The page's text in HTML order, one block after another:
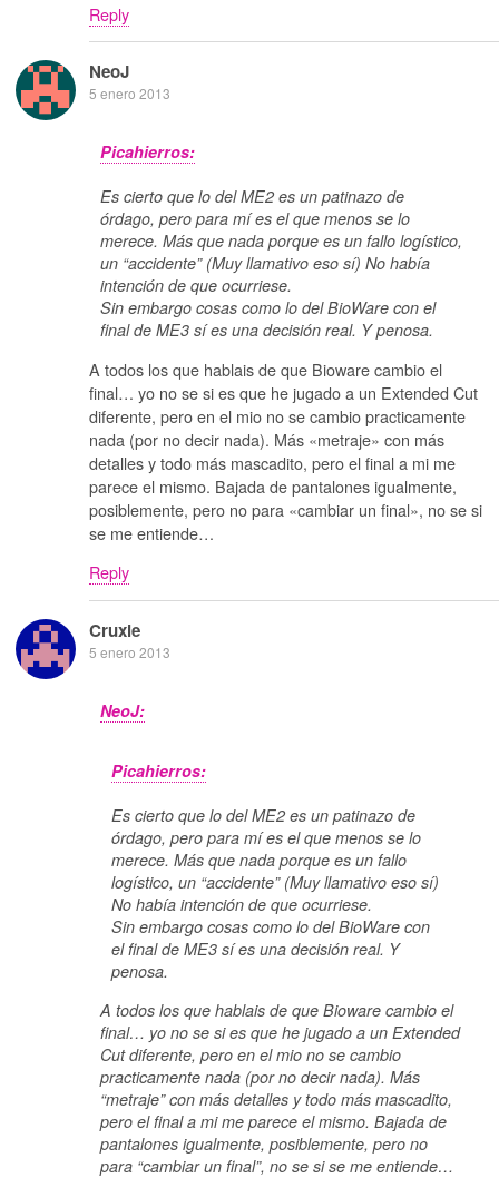
Reply
NeoJ
5 enero 2013
Picahierros:
Es cierto que lo del ME2 es un patinazo de
órdago, pero para mí es el que menos se lo
merece. Más que nada porque es un fallo logístico,
un “accidente” (Muy llamativo eso sí) No había
intención de que ocurriese.
Sin embargo cosas como lo del BioWare con el
final de ME3 sí es una decisión real. Y penosa.
A todos los que hablais de que Bioware cambio el
final… yo no se si es que he jugado a un Extended Cut
diferente, pero en el mio no se cambio practicamente
nada (por no decir nada). Más «metraje» con más
detalles y todo más mascadito, pero el final a mi me
parece el mismo. Bajada de pantalones igualmente,
posiblemente, pero no para «cambiar un final», no se si
se me entiende…
Reply
Cruxie
5 enero 2013
NeoJ:
Picahierros:
Es cierto que lo del ME2 es un patinazo de
órdago, pero para mí es el que menos se lo
merece. Más que nada porque es un fallo
logístico, un “accidente” (Muy llamativo eso sí)
No había intención de que ocurriese.
Sin embargo cosas como lo del BioWare con
el final de ME3 sí es una decisión real. Y
penosa.
A todos los que hablais de que Bioware cambio el
final… yo no se si es que he jugado a un Extended
Cut diferente, pero en el mio no se cambio
practicamente nada (por no decir nada). Más
“metraje” con más detalles y todo más mascadito,
pero el final a mi me parece el mismo. Bajada de
pantalones igualmente, posiblemente, pero no
para “cambiar un final”, no se si se me entiende…